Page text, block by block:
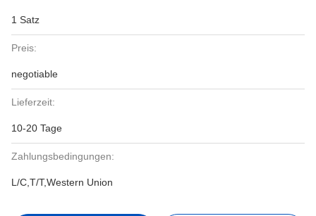
1 Satz
Preis:
negotiable
Lieferzeit:
10-20 Tage
Zahlungsbedingungen:
L/C,T/T,Western Union